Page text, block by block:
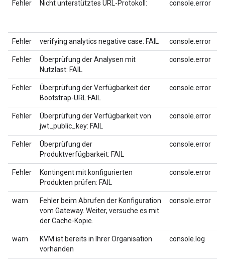
Fehler Nicht unterstütztes URL-Protokoll: console.error
Fehler verifying analytics negative case: FAIL console.error
Fehler
Überprüfung der Analysen mit
Nutzlast: FAIL
console.error
Fehler
Überprüfung der Verfügbarkeit der
Bootstrap-URL:FAIL
console.error
Fehler
Überprüfung der Verfügbarkeit von
jwt_public_key: FAIL
console.error
Fehler
Überprüfung der
Produktverfügbarkeit: FAIL
console.error
Fehler
Kontingent mit konfigurierten
Produkten prüfen: FAIL
console.error
warn
Fehler beim Abrufen der Konfiguration
vom Gateway. Weiter, versuche es mit
der Cache-Kopie.
console.error
warn
KVM ist bereits in Ihrer Organisation
vorhanden
console.log